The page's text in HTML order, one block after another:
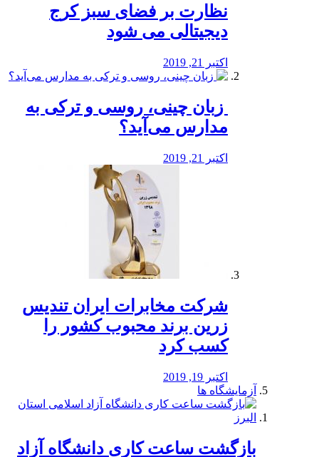
نظارت بر فضای سبز کرج
دیجیتالی می شود
اکتبر 21, 2019
️ زبان چینی، روسی و ترکی به
مدارس می‌آید؟
اکتبر 21, 2019
شرکت مخابرات ایران تندیس
زرین برند محبوب کشور را
کسب کرد
اکتبر 19, 2019
آزمایشگاه ها
بازگشت ساعت کاری دانشگاه آزاد